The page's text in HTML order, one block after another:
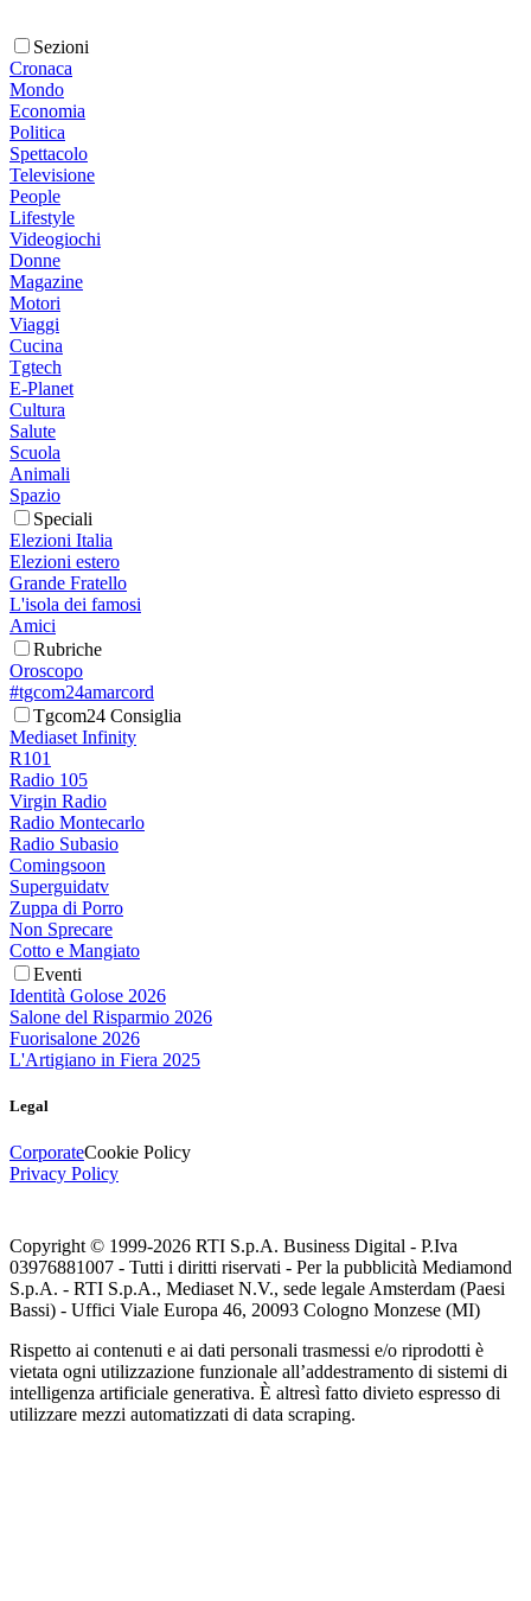
Sezioni
Cronaca
Mondo
Economia
Politica
Spettacolo
Televisione
People
Lifestyle
Videogiochi
Donne
Magazine
Motori
Viaggi
Cucina
Tgtech
E-Planet
Cultura
Salute
Scuola
Animali
Spazio
Speciali
Elezioni Italia
Elezioni estero
Grande Fratello
L'isola dei famosi
Amici
Rubriche
Oroscopo
#tgcom24amarcord
Tgcom24 Consiglia
Mediaset Infinity
R101
Radio 105
Virgin Radio
Radio Montecarlo
Radio Subasio
Comingsoon
Superguidatv
Zuppa di Porro
Non Sprecare
Cotto e Mangiato
Eventi
Identità Golose 2026
Salone del Risparmio 2026
Fuorisalone 2026
L'Artigiano in Fiera 2025
Legal
CorporateCookie Policy
Privacy Policy
Copyright © 1999-2026 RTI S.p.A. Business Digital - P.Iva
03976881007 - Tutti i diritti riservati - Per la pubblicità Mediamond
S.p.A. - RTI S.p.A., Mediaset N.V., sede legale Amsterdam (Paesi
Bassi) - Uffici Viale Europa 46, 20093 Cologno Monzese (MI)
Rispetto ai contenuti e ai dati personali trasmessi e/o riprodotti è
vietata ogni utilizzazione funzionale all’addestramento di sistemi di
intelligenza artificiale generativa. È altresì fatto divieto espresso di
utilizzare mezzi automatizzati di data scraping.